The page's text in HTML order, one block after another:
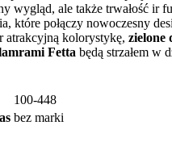
wygląd, ale także trwałość ir
które połączy nowoczesny
atrakcyjną kolorystykę, zielone
Fetta będą strzałem w
100-448
bez marki